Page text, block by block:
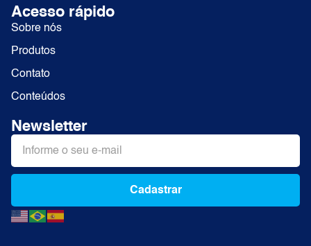
Acesso rápido
Sobre nós
Produtos
Contato
Conteúdos
Newsletter
Cadastrar
Alternative: